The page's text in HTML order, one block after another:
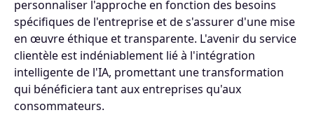
personnaliser l'approche en fonction des besoins
spécifiques de l'entreprise et de s'assurer d'une mise
en œuvre éthique et transparente. L'avenir du service
clientèle est indéniablement lié à l'intégration
intelligente de l'IA, promettant une transformation
qui bénéficiera tant aux entreprises qu'aux
consommateurs.